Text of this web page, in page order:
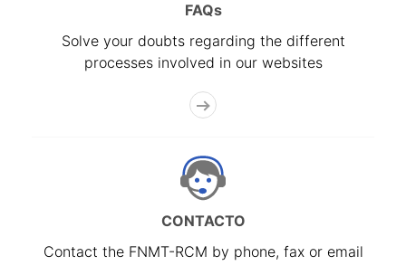
FAQs
Solve your doubts regarding the different
processes involved in our websites
CONTACTO
Contact the FNMT-RCM by phone, fax or email